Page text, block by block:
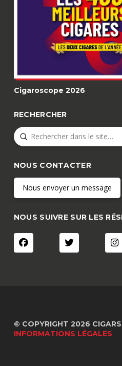
Cigaroscope 2026
RECHERCHER
Search
Submit
NOUS CONTACTER
Nous envoyer un message
NOUS SUIVRE SUR LES
© COPYRIGHT 2026
INFORMATIONS LÉGALES